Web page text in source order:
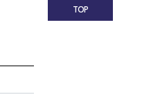
TOP